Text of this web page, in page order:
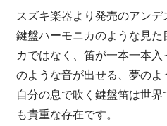
スズキ楽器より発売のアンデ
鍵盤ハーモニカのような見
カではなく、笛が一本一本
のような音が出せる、夢のよ
自分の息で吹く鍵盤笛は世
も貴重な存在です。